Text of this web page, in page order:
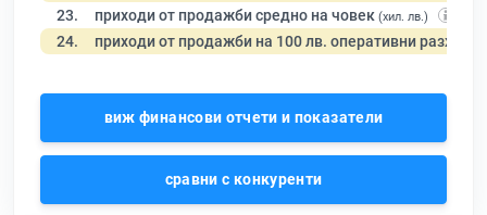
23. приходи от продажби средно на човек (хил. лв.)
24. приходи от продажби на 100 лв. оперативни разходи
виж финансови отчети и показатели
сравни с конкуренти